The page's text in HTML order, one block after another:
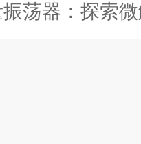
荡器：探索